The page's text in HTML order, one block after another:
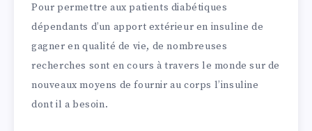
Pour permettre aux patients diabétiques
dépendants d’un apport extérieur en insuline de
gagner en qualité de vie, de nombreuses
recherches sont en cours à travers le monde sur de
nouveaux moyens de fournir au corps l’insuline
dont il a besoin.